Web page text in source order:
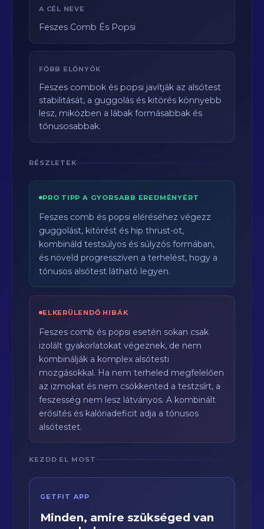
A CÉL NEVE
Feszes Comb És Popsi
FŐBB ELŐNYÖK
Feszes combok és popsi javítják az alsótest
stabilitását, a guggolás és kitörés könnyebb
lesz, miközben a lábak formásabbak és
tónusosabbak.
RÉSZLETEK
PRO TIPP A GYORSABB EREDMÉNYÉRT
Feszes comb és popsi eléréséhez végezz
guggolást, kitörést és hip thrust-ot,
kombináld testsúlyos és súlyzós formában,
és növeld progresszíven a terhelést, hogy a
tónusos alsótest látható legyen.
ELKERÜLENDŐ HIBÁK
Feszes comb és popsi esetén sokan csak
izolált gyakorlatokat végeznek, de nem
kombinálják a komplex alsótesti
mozgásokkal. Ha nem terheled megfelelően
az izmokat és nem csökkented a testzsírt, a
feszesség nem lesz látványos. A kombinált
erősítés és kalóriadeficit adja a tónusos
alsótestet.
KEZDD EL MOST
GETFIT APP
Minden, amire szükséged van